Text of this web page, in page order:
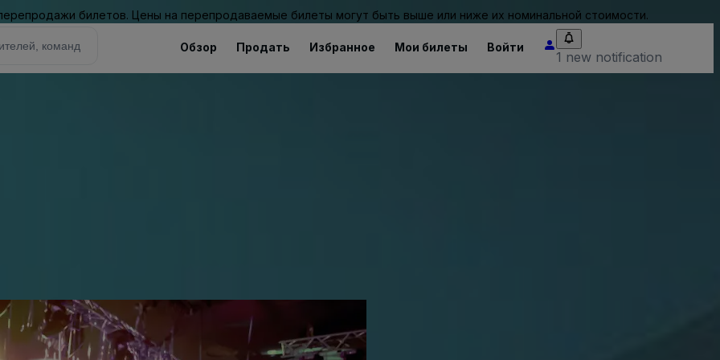
билетов. Цены на перепродаваемые билеты могут быть выше или ниже их номинальной стоимости.
Обзор Продать Избранное Мои билеты Войти
1 new notification